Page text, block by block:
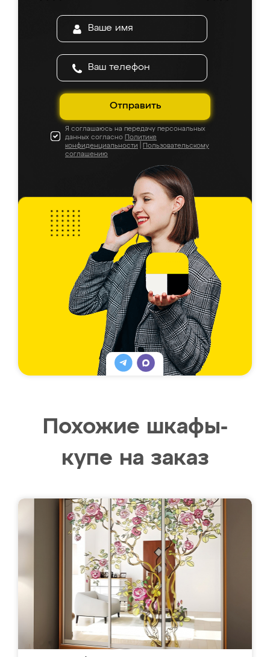
Отправить
Я соглашаюсь на передачу персональных
данных согласно Политике
конфиденциальности
Пользовательскому
соглашению
Похожие шкафы-
купе на заказ